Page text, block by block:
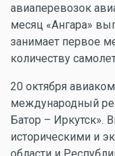
авиаперевозок
месяц «Ангара»
занимает первое
количеству
20 октября
международный
Батор – Иркутск».
историческими и